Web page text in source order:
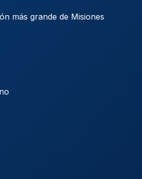
más grande de Misiones